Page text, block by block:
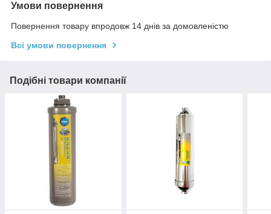
Умови повернення
Повернення товару впродовж 14 днів за домовленістю
Всі умови повернення
Подібні товари компанії